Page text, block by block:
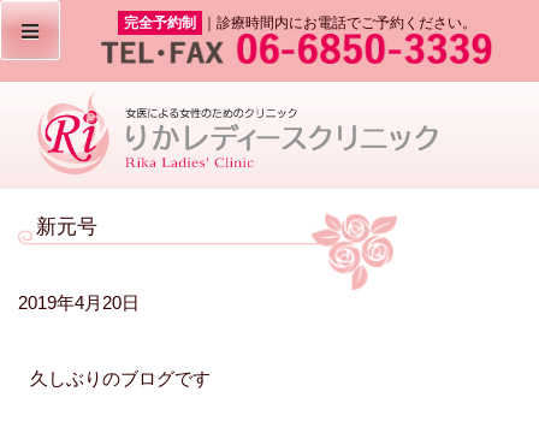
完全予約制 ｜診療時間内にお電話でご予約ください。
新元号
2019年4月20日
久しぶりのブログです